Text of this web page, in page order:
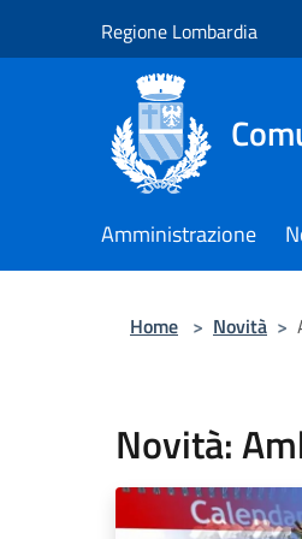
Regione Lombardia
Amministrazione
Home > Novità >
Novità: